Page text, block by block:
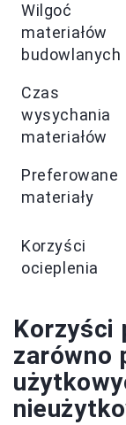
Wilgoć
materiałów
budowlanych
Czas
wysychania
materiałów
Preferowane
materiały
Korzyści
ocieplenia
Korzyści
zarówno